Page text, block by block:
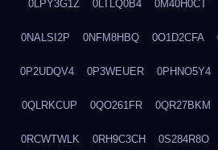
0LPY3G1Z 0LTLQ0B4 0M40H0CT
0NALSI2P 0NFM8HBQ 0O1D2CFA
0P2UDQV4 0P3WEUER 0PHNO5Y4
0QLRKCUP 0QO261FR 0QR27BKM
0RCWTWLK 0RH9C3CH 0S284R8O